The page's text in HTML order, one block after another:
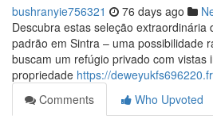
bushranyie756321 76 days ago
Descubra estas seleção extraordinária
padrão em Sintra – uma possibilidade
buscam um refúgio privado com vistas
propriedade https://
Comments
Who Upvoted